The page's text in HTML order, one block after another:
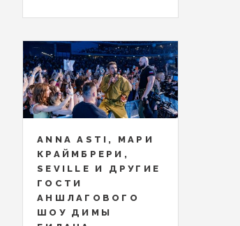
ANNA ASTI, МАРИ
КРАЙМБРЕРИ,
SEVILLE И ДРУГИЕ
ГОСТИ
АНШЛАГОВОГО
ШОУ ДИМЫ